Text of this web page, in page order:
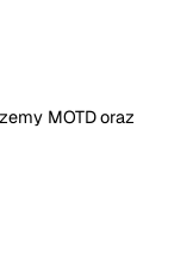
MOTD oraz